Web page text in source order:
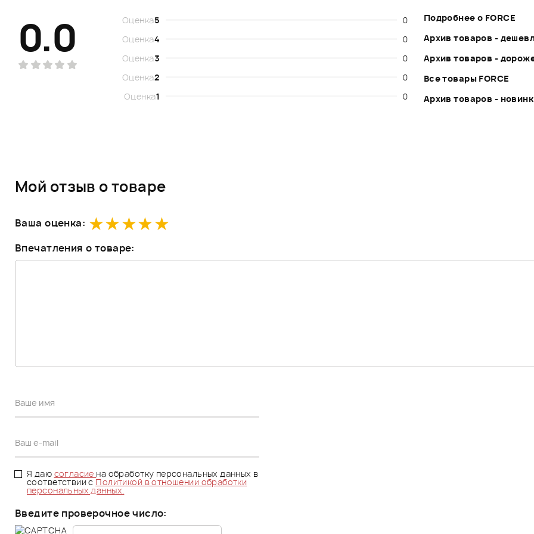
0.0 Оценка5
0
Оценка4
0
Оценка3
0
Оценка2
0
Оценка1 0
Подробнее о FORCE
Архив товаров -
Архив товаров -
Все товары FORCE
Архив товаров -
Мой отзыв о товаре
Ваша оценка:
Впечатления о товаре:
Я даю согласие на обработку персональных данных в
соответствии сПолитикой в отношении обработки
персональных данных.
Введите проверочное число: